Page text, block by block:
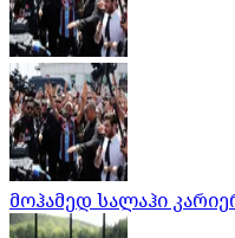
მოჰამედ სალაჰი